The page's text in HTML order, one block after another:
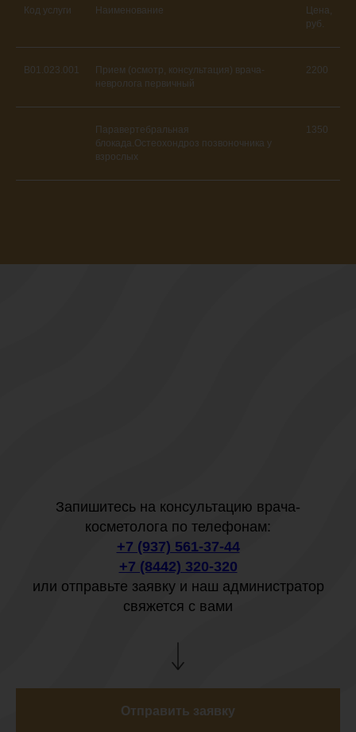
Код услуги Наименование
Цена,
руб.
B01.023.001
Прием (осмотр, консультация) врача-
невролога первичный
2200
Паравертебральная
блокада.Остеохондроз позвоночника у
взрослых
1350
Запишитесь на консультацию врача-
косметолога по телефонам:
+7 (937) 561-37-44
+7 (8442) 320-320
или отправьте заявку и наш администратор
свяжется с вами
Отправить заявку